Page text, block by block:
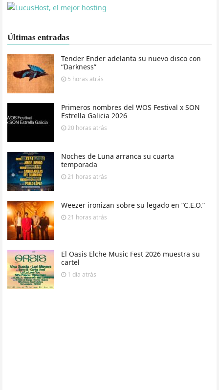
Últimas entradas
Tender Ender adelanta su nuevo disco con
“Darkness”
5 horas atrás
Primeros nombres del WOS Festival x SON
Estrella Galicia 2026
20 horas atrás
Noches de Luna arranca su cuarta
temporada
21 horas atrás
Weezer ironizan sobre su legado en “C.E.O.”
21 horas atrás
El Oasis Elche Music Fest 2026 muestra su
cartel
1 día atrás